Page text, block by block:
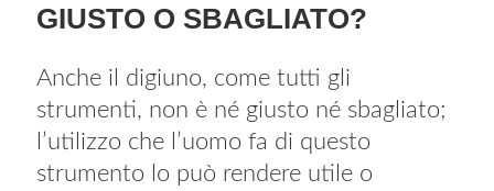
GIUSTO O SBAGLIATO?
Anche il digiuno, come tutti gli
strumenti, non è né giusto né sbagliato;
l’utilizzo che l’uomo fa di questo
strumento lo può rendere utile o